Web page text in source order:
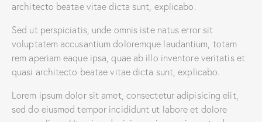
architecto beatae vitae dicta sunt, explicabo.
Sed ut perspiciatis, unde omnis iste natus error sit
voluptatem accusantium doloremque laudantium, totam
rem aperiam eaque ipsa, quae ab illo inventore veritatis et
quasi architecto beatae vitae dicta sunt, explicabo.
Lorem ipsum dolor sit amet, consectetur adipisicing elit,
sed do eiusmod tempor incididunt ut labore et dolore